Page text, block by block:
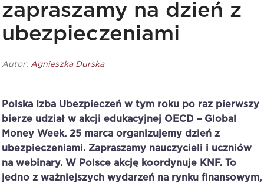
zapraszamy na dzień z
ubezpieczeniami
Autor: Agnieszka Durska
Polska Izba Ubezpieczeń w tym roku po raz pierwszy
bierze udział w akcji edukacyjnej OECD – Global
Money Week. 25 marca organizujemy dzień z
ubezpieczeniami. Zapraszamy nauczycieli i uczniów
na webinary. W Polsce akcję koordynuje KNF. To
jedno z ważniejszych wydarzeń na rynku finansowym,